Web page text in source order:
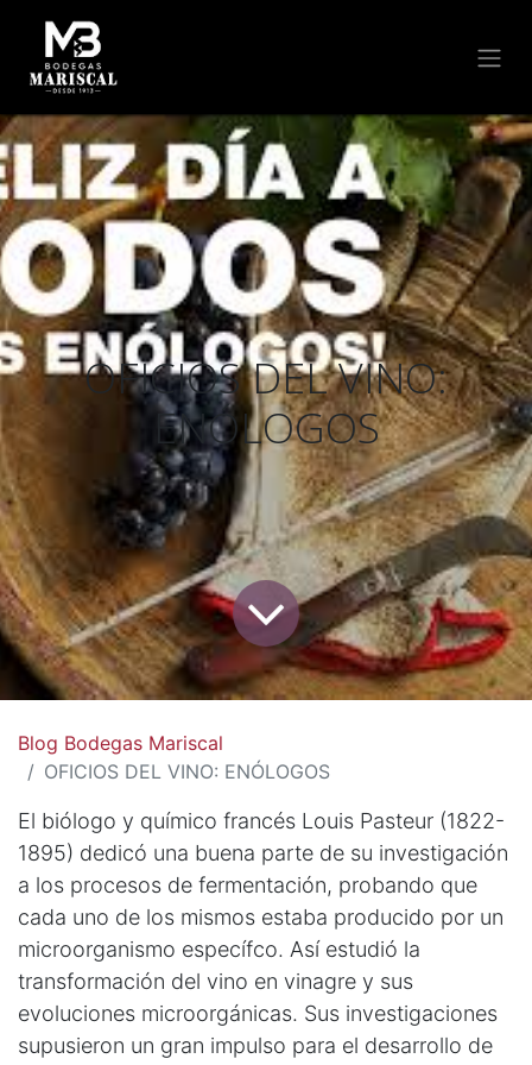
OFICIOS DEL VINO:
ENÓLOGOS
Blog Bodegas Mariscal
OFICIOS DEL VINO: ENÓLOGOS
El biólogo y químico francés Louis Pasteur (1822-
1895) dedicó una buena parte de su investigación
a los procesos de fermentación, probando que
cada uno de los mismos estaba producido por un
microorganismo específco. Así estudió la
transformación del vino en vinagre y sus
evoluciones microorgánicas. Sus investigaciones
supusieron un gran impulso para el desarrollo de